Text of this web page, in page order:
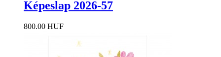
Képeslap 2026-57
800.00 HUF